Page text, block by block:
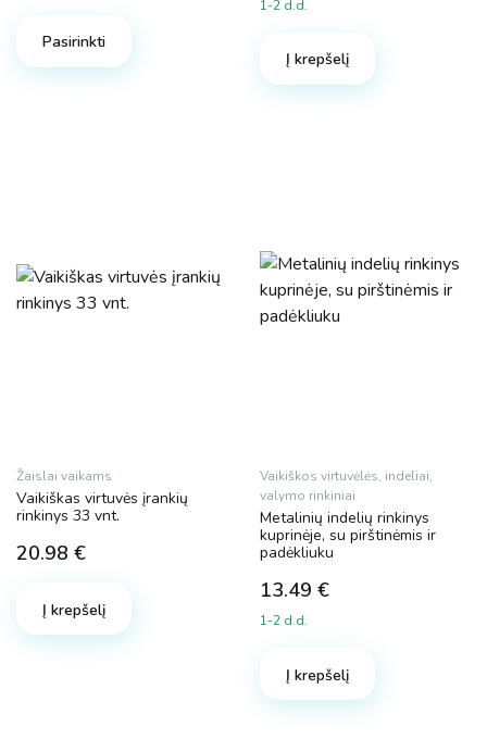
Pasirinkti
1-2 d.d.
Į krepšelį
Žaislai vaikams
Vaikiškas virtuvės įrankių
rinkinys 33 vnt.
20.98 €
Į krepšelį
Vaikiškos virtuvėlės, indeliai,
valymo rinkiniai
Metalinių indelių rinkinys
kuprinėje, su pirštinėmis ir
padėkliuku
13.49 €
1-2 d.d.
Į krepšelį